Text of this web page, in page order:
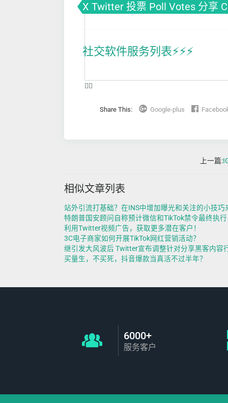
X Twitter 投票 Poll Votes 分享
社交软件服务列表⚡️⚡️⚡️
❤️‍🔥
Share This: Google-plus
上一篇:
相似文章列表
站外引流打基础？在INS中增加曝光和关注的小技巧
特朗普国安顾问自称预计微信和TikTok禁令最终执行
利用Twitter视频广告，获取更多潜在客户！
3C电子商家如何开展TikTok网红营销活动？
继引发大风波后 Twitter宣布调整针对分享黑客内容
买量生，不买死，抖音爆款当真活不过半年？
6000+
服务客户